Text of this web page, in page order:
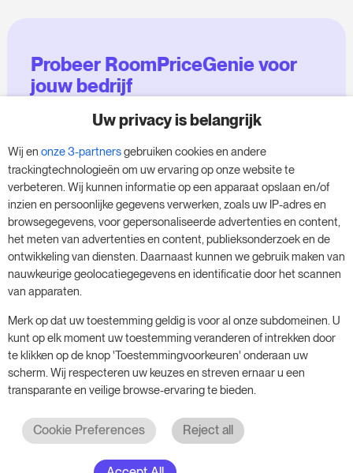
Probeer RoomPriceGenie voor
jouw bedrijf
Maak gebruik van onze 14-daagse proefversie
en geef je bedrijf een boost - zonder
verplichtingen.
Boek een afspraak om je gratis proefperiode
van 14 dagen te starten.
Start je gratis proefperiode
Plan je vergadering
Uw privacy is belangrijk
Wij en onze 3-partnersgebruiken cookies en andere
trackingtechnologieën om uw ervaring op onze website te
verbeteren. Wij kunnen informatie op een apparaat opslaan en/of
inzien en persoonlijke gegevens verwerken, zoals uw IP-adres en
browsegegevens, voor gepersonaliseerde advertenties en content,
het meten van advertenties en content, publieksonderzoek en de
ontwikkeling van diensten. Daarnaast kunnen we gebruik maken van
nauwkeurige geolocatiegegevens en identificatie door het scannen
van apparaten.
Merk op dat uw toestemming geldig is voor al onze subdomeinen. U
kunt op elk moment uw toestemming veranderen of intrekken door
te klikken op de knop 'Toestemmingvoorkeuren' onderaan uw
scherm. Wij respecteren uw keuzes en streven ernaar u een
transparante en veilige browse-ervaring te bieden.
Cookie Preferences Reject all